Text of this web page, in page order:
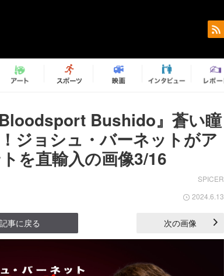
Bloodsport Bushido』蒼い瞳
ジョシュ・バーネットがア
を直輸入の画像3/16
SPICER
2024.6.13
記事に戻る 次の画像